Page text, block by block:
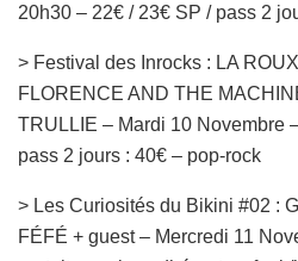
20h30 – 22€ / 23€ SP / pass 2
> Festival des Inrocks : LA
FLORENCE AND THE
TRULLIE – Mardi 10 Novembre
pass 2 jours : 40€ – pop-rock
> Les Curiosités du Bikini #02 :
FÉFÉ + guest – Mercredi 11